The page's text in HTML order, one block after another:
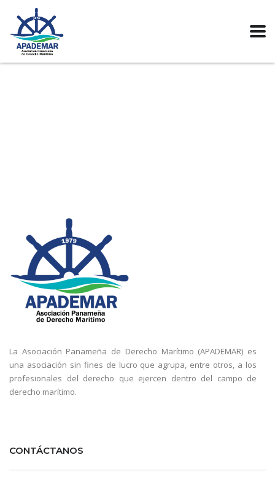
La Asociación Panameña de Derecho Marítimo (APADEMAR) es
una asociación sin fines de lucro que agrupa, entre otros, a los
profesionales del derecho que ejercen dentro del campo de
derecho marítimo.
CONTÁCTANOS